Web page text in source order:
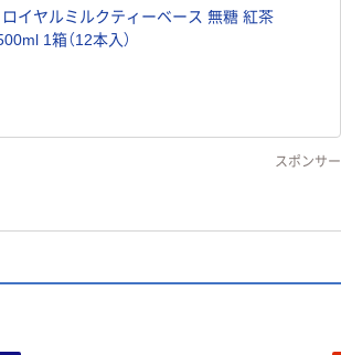
ロイヤルミルクティーベース 無糖 紅茶
1箱（12本入）
スポンサー